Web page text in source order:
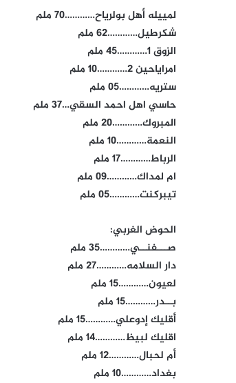
لمييله أهل بولرياح…………70 ملم
شكرطيل…………62 ملم
الزوق 1…………45 ملم
امراياحين 2…………10 ملم
ستريه…………05 ملم
حاسي اهل احمد السقي…37 ملم
المبروك…………20 ملم
النعمة…………10 ملم
الرباط…………17 ملم
ام لمداك…………09 ملم
تيبركنت…………05 ملم
الحوض الغربي:
صـــفنــي…………35 ملم
دار السلامه…………27 ملم
لعيون…………15 ملم
بــدر…………15 ملم
أقليك إدوعلي…………15 ملم
اقليك لبيظ…………14 ملم
أم لحبال…………12 ملم
بغداد…………10 ملم